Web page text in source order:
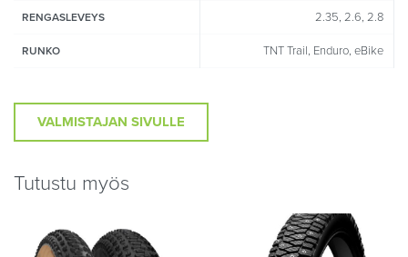
RENGASLEVEYS 2.35, 2.6, 2.8
RUNKO TNT Trail, Enduro, eBike
VALMISTAJAN SIVULLE
Tutustu myös